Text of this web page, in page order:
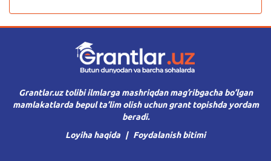
Grantlar.uz tolibi ilmlarga mashriqdan mag’ribgacha bo’lgan
mamlakatlarda bepul ta’lim olish uchun grant topishda yordam
beradi.
Loyiha haqida
Foydalanish bitimi